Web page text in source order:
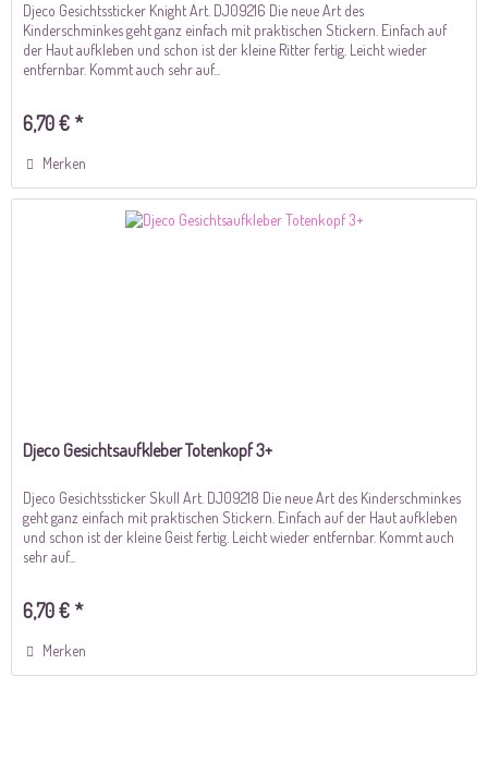
Djeco Gesichtssticker Knight Art. DJ09216 Die neue Art des
Kinderschminkes geht ganz einfach mit praktischen Stickern. Einfach auf
der Haut aufkleben und schon ist der kleine Ritter fertig. Leicht wieder
entfernbar. Kommt auch sehr auf...
6,70 € *
Merken
Djeco Gesichtsaufkleber Totenkopf 3+
Djeco Gesichtssticker Skull Art. DJ09218 Die neue Art des Kinderschminkes
geht ganz einfach mit praktischen Stickern. Einfach auf der Haut aufkleben
und schon ist der kleine Geist fertig. Leicht wieder entfernbar. Kommt auch
sehr auf...
6,70 € *
Merken